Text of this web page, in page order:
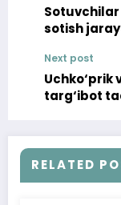
sotish
shartlariga
Next post
Uchko‘prik
targ‘ibot
RELATED